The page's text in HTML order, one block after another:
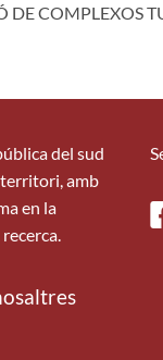
DE COMPLEXOS
del sud
amb
en la